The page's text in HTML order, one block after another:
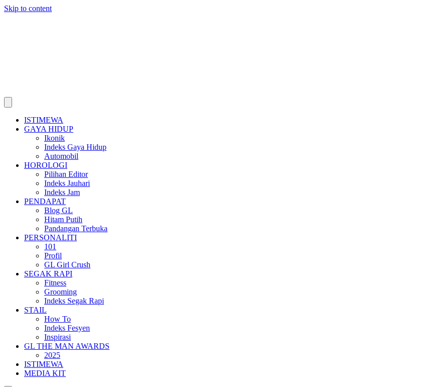
Skip to content
ISTIMEWA
GAYA HIDUP
Ikonik
Indeks Gaya Hidup
Automobil
HOROLOGI
Pilihan Editor
Indeks Jauhari
Indeks Jam
PENDAPAT
Blog GL
Hitam Putih
Pandangan Terbuka
PERSONALITI
101
Profil
GL Girl Crush
SEGAK RAPI
Fitness
Grooming
Indeks Segak Rapi
STAIL
How To
Indeks Fesyen
Inspirasi
GL THE MAN AWARDS
2025
ISTIMEWA
MEDIA KIT